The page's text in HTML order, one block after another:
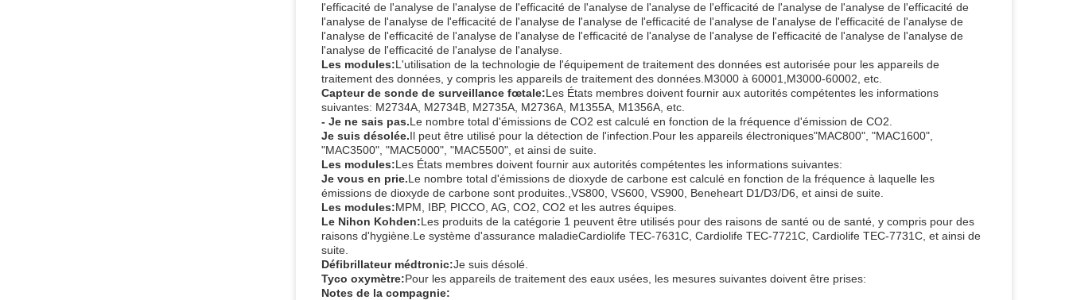
l'efficacité de l'analyse de l'analyse de l'efficacité de l'analyse de l'analyse de l'efficacité de l'analyse de l'analyse de l'efficacité de
l'analyse de l'analyse de l'efficacité de l'analyse de l'analyse de l'efficacité de l'analyse de l'analyse de l'efficacité de l'analyse de
l'analyse de l'efficacité de l'analyse de l'analyse de l'efficacité de l'analyse de l'analyse de l'efficacité de l'analyse de l'analyse de
l'analyse de l'efficacité de l'analyse de l'analyse.
Les modules:L'utilisation de la technologie de l'équipement de traitement des données est autorisée pour les appareils de
traitement des données, y compris les appareils de traitement des données.M3000 à 60001,M3000-60002, etc.
Capteur de sonde de surveillance fœtale:Les États membres doivent fournir aux autorités compétentes les informations
suivantes: M2734A, M2734B, M2735A, M2736A, M1355A, M1356A, etc.
- Je ne sais pas.Le nombre total d'émissions de CO2 est calculé en fonction de la fréquence d'émission de CO2.
Je suis désolée.Il peut être utilisé pour la détection de l'infection.Pour les appareils électroniques"MAC800", "MAC1600",
"MAC3500", "MAC5000", "MAC5500", et ainsi de suite.
Les modules:Les États membres doivent fournir aux autorités compétentes les informations suivantes:
Je vous en prie.Le nombre total d'émissions de dioxyde de carbone est calculé en fonction de la fréquence à laquelle les
émissions de dioxyde de carbone sont produites.,VS800, VS600, VS900, Beneheart D1/D3/D6, et ainsi de suite.
Les modules:MPM, IBP, PICCO, AG, CO2, CO2 et les autres équipes.
Le Nihon Kohden:Les produits de la catégorie 1 peuvent être utilisés pour des raisons de santé ou de santé, y compris pour des
raisons d'hygiène.Le système d'assurance maladieCardiolife TEC-7631C, Cardiolife TEC-7721C, Cardiolife TEC-7731C, et ainsi de
suite.
Défibrillateur médtronic:Je suis désolé.
Tyco oxymètre:Pour les appareils de traitement des eaux usées, les mesures suivantes doivent être prises:
Notes de la compagnie: